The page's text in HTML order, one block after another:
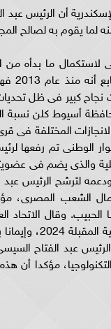
أن الرئيس عبد
لاستكمال ما بدأه من
والطرق
نجاح كبير فى ظل
المختلفة فى
الوطنى تم رفعها
لترشح الرئيس
وآمال الشعب
وقال الاتحاد
أهمية الاستحقاق
عبد الفتاح
مؤكدا أن